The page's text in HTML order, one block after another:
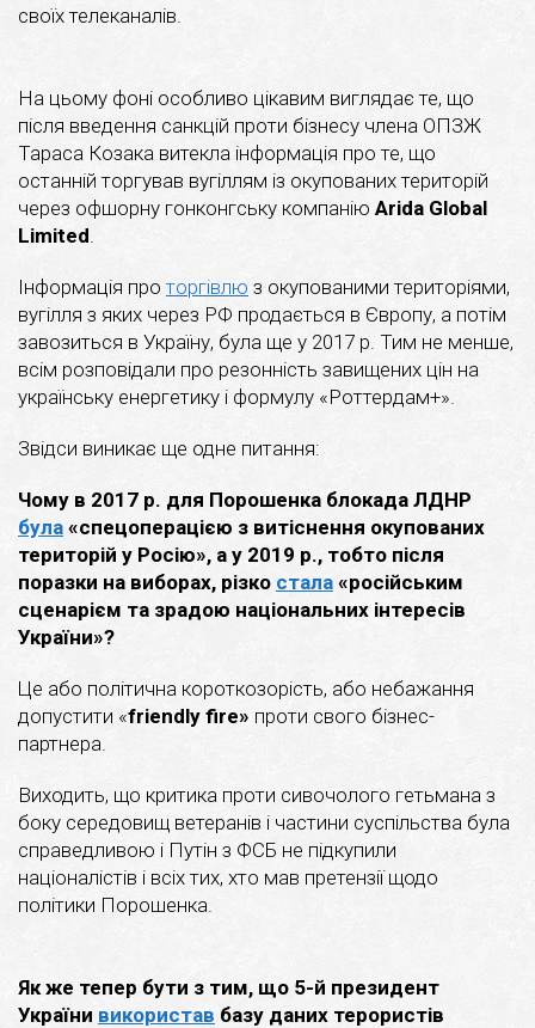
своїх телеканалів.
На цьому фоні особливо цікавим виглядає те, що
після введення санкцій проти бізнесу члена ОПЗЖ
Тараса Козака витекла інформація про те, що
останній торгував вугіллям із окупованих територій
через офшорну гонконгську компанію Arida Global
Limited
Інформація проторгівлю з окупованими територіями,
вугілля з яких через РФ продається в Європу, а потім
завозиться в Україну, була ще у 2017 р. Тим не менше,
всім розповідали про резонність завищених цін на
українську енергетику і формулу «Роттердам+».
Звідси виникає ще одне питання:
Чому в 2017 р. для Порошенка блокада ЛДНР
була «спецоперацією з витіснення окупованих
територій у Росію», а у 2019 р., тобто після
поразки на виборах, різко стала «російським
сценарієм та зрадою національних інтересів
України»?
Це або політична короткозорість, або небажання
допустити «friendly fire» проти свого бізнес-
партнера.
Виходить, що критика проти сивочолого гетьмана з
боку середовищ ветеранів і частини суспільства була
справедливою і Путін з ФСБ не підкупили
націоналістів і всіх тих, хто мав претензії щодо
політики Порошенка.
Як же тепер бути з тим, що 5-й президент
України використав базу даних терористів